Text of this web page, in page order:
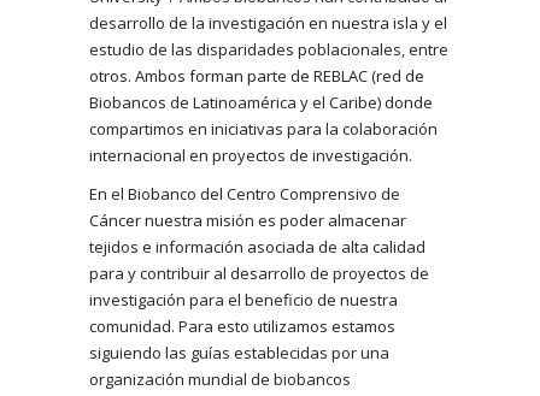
desarrollo de la investigación en nuestra isla y el
estudio de las disparidades poblacionales, entre
otros. Ambos forman parte de REBLAC (red de
Biobancos de Latinoamérica y el Caribe) donde
compartimos en iniciativas para la colaboración
internacional en proyectos de investigación.
En el Biobanco del Centro Comprensivo de
Cáncer nuestra misión es poder almacenar
tejidos e información asociada de alta calidad
para y contribuir al desarrollo de proyectos de
investigación para el beneficio de nuestra
comunidad. Para esto utilizamos estamos
siguiendo las guías establecidas por una
organización mundial de biobancos